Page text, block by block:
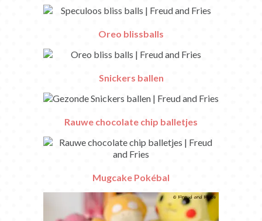
Oreo blissballs
Snickers ballen
Rauwe chocolate chip balletjes
Mugcake Pokébal